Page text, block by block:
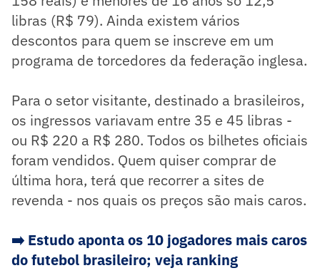
libras (R$ 79). Ainda existem vários
descontos para quem se inscreve em um
programa de torcedores da federação inglesa.
Para o setor visitante, destinado a brasileiros,
os ingressos variavam entre 35 e 45 libras -
ou R$ 220 a R$ 280. Todos os bilhetes oficiais
foram vendidos. Quem quiser comprar de
última hora, terá que recorrer a sites de
revenda - nos quais os preços são mais caros.
➡️ Estudo aponta os 10 jogadores mais caros
do futebol brasileiro; veja ranking